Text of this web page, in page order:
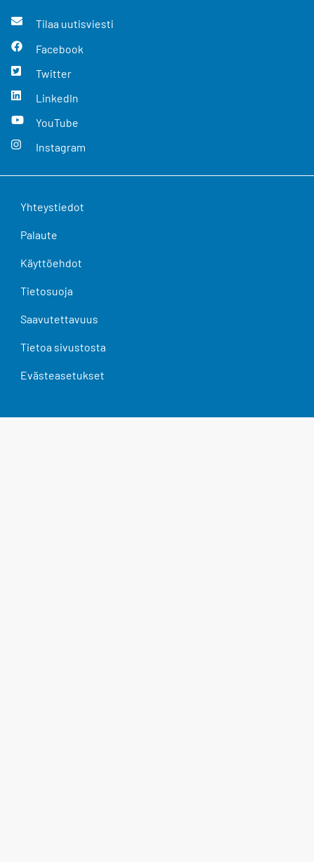
Tilaa uutisviesti
Facebook
Twitter
LinkedIn
YouTube
Instagram
Yhteystiedot
Palaute
Käyttöehdot
Tietosuoja
Saavutettavuus
Tietoa sivustosta
Evästeasetukset